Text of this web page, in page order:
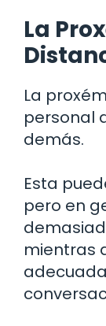
La
La
personal
demás.
Esta
pero en
mientras